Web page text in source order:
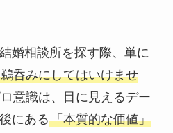
婚相談所を探す際、単に
呑みにしてはいけませ
意識は、目に見えるデー
にある「本質的な価値」